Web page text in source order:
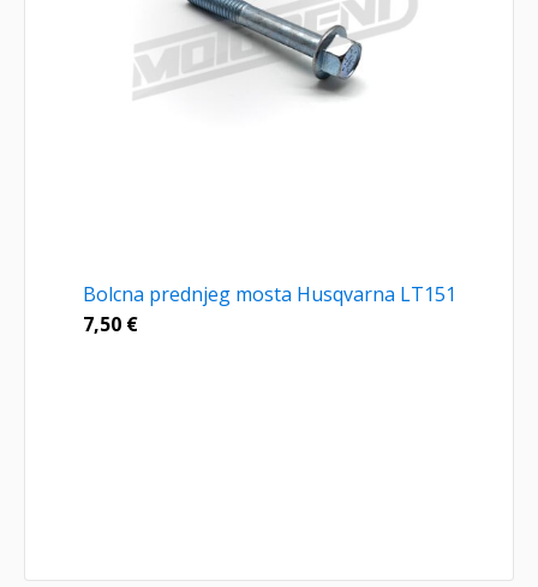
Bolcna prednjeg mosta Husqvarna LT151
7,50 €